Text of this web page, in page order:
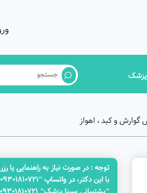
پزشک
و کبد ، اهواز
توجه‌ : در صورت نیاز به راهنمایی یا